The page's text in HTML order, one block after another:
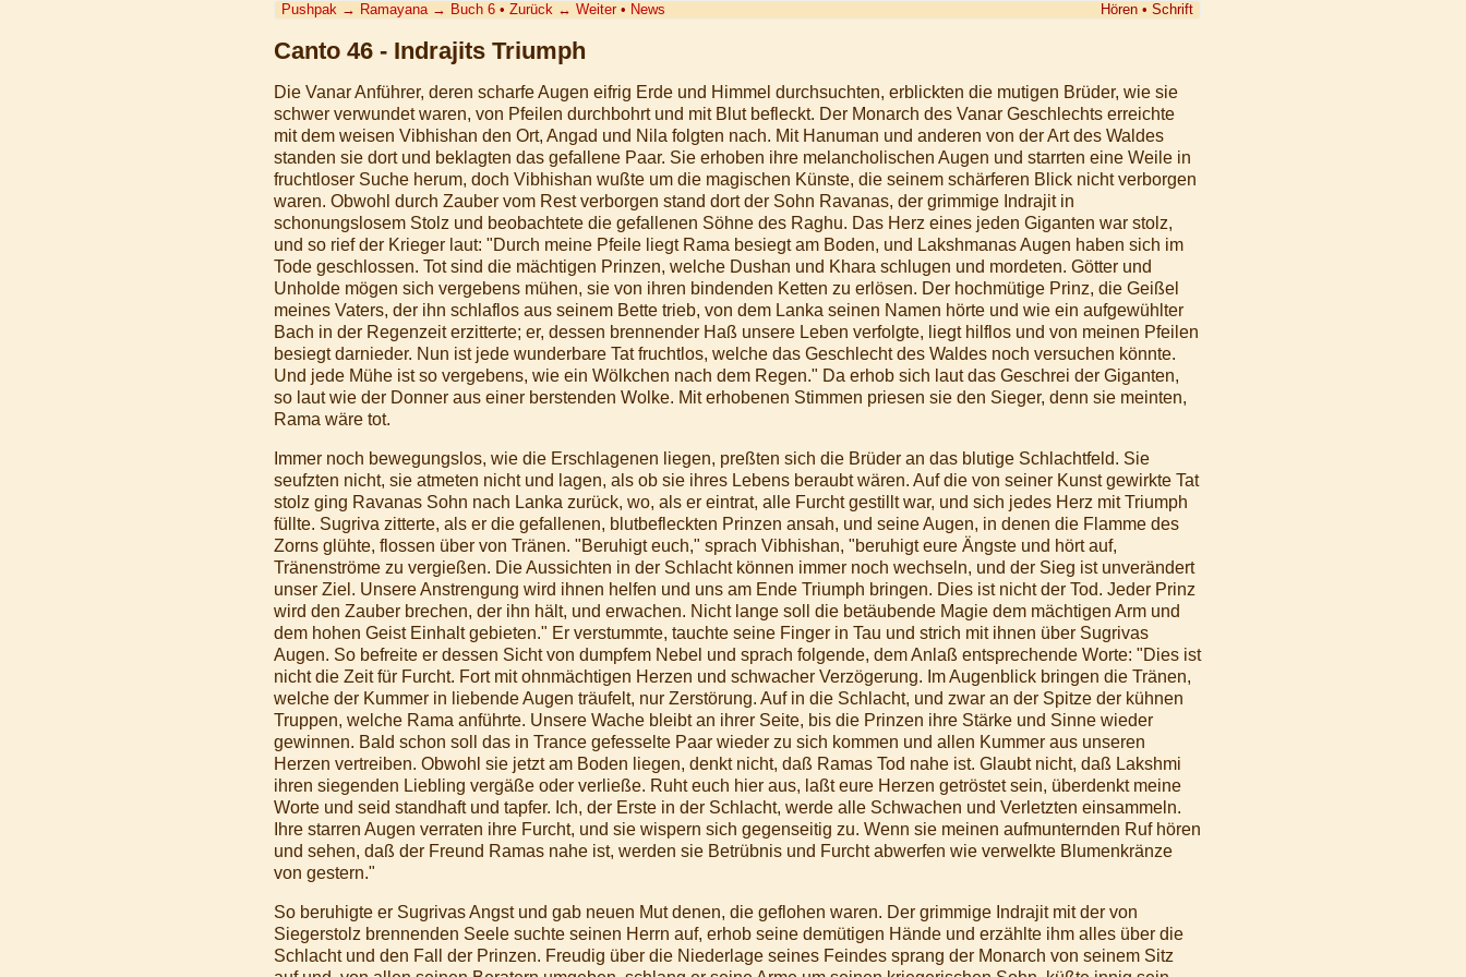
Pushpak → Ramayana → Buch 6 •Zurück ↔ Weiter• News Hören• Schrift
Canto 46 - Indrajits Triumph
Die Vanar Anführer, deren scharfe Augen eifrig Erde und Himmel durchsuchten, erblickten die mutigen Brüder, wie sie
schwer verwundet waren, von Pfeilen durchbohrt und mit Blut befleckt. Der Monarch des Vanar Geschlechts erreichte
mit dem weisen Vibhishan den Ort, Angad und Nila folgten nach. Mit Hanuman und anderen von der Art des Waldes
standen sie dort und beklagten das gefallene Paar. Sie erhoben ihre melancholischen Augen und starrten eine Weile in
fruchtloser Suche herum, doch Vibhishan wußte um die magischen Künste, die seinem schärferen Blick nicht verborgen
waren. Obwohl durch Zauber vom Rest verborgen stand dort der Sohn Ravanas, der grimmige Indrajit in
schonungslosem Stolz und beobachtete die gefallenen Söhne des Raghu. Das Herz eines jeden Giganten war stolz,
und so rief der Krieger laut: "Durch meine Pfeile liegt Rama besiegt am Boden, und Lakshmanas Augen haben sich im
Tode geschlossen. Tot sind die mächtigen Prinzen, welche Dushan und Khara schlugen und mordeten. Götter und
Unholde mögen sich vergebens mühen, sie von ihren bindenden Ketten zu erlösen. Der hochmütige Prinz, die Geißel
meines Vaters, der ihn schlaflos aus seinem Bette trieb, von dem Lanka seinen Namen hörte und wie ein aufgewühlter
Bach in der Regenzeit erzitterte; er, dessen brennender Haß unsere Leben verfolgte, liegt hilflos und von meinen Pfeilen
besiegt darnieder. Nun ist jede wunderbare Tat fruchtlos, welche das Geschlecht des Waldes noch versuchen könnte.
Und jede Mühe ist so vergebens, wie ein Wölkchen nach dem Regen." Da erhob sich laut das Geschrei der Giganten,
so laut wie der Donner aus einer berstenden Wolke. Mit erhobenen Stimmen priesen sie den Sieger, denn sie meinten,
Rama wäre tot.
Immer noch bewegungslos, wie die Erschlagenen liegen, preßten sich die Brüder an das blutige Schlachtfeld. Sie
seufzten nicht, sie atmeten nicht und lagen, als ob sie ihres Lebens beraubt wären. Auf die von seiner Kunst gewirkte Tat
stolz ging Ravanas Sohn nach Lanka zurück, wo, als er eintrat, alle Furcht gestillt war, und sich jedes Herz mit Triumph
füllte. Sugriva zitterte, als er die gefallenen, blutbefleckten Prinzen ansah, und seine Augen, in denen die Flamme des
Zorns glühte, flossen über von Tränen. "Beruhigt euch," sprach Vibhishan, "beruhigt eure Ängste und hört auf,
Tränenströme zu vergießen. Die Aussichten in der Schlacht können immer noch wechseln, und der Sieg ist unverändert
unser Ziel. Unsere Anstrengung wird ihnen helfen und uns am Ende Triumph bringen. Dies ist nicht der Tod. Jeder Prinz
wird den Zauber brechen, der ihn hält, und erwachen. Nicht lange soll die betäubende Magie dem mächtigen Arm und
dem hohen Geist Einhalt gebieten." Er verstummte, tauchte seine Finger in Tau und strich mit ihnen über Sugrivas
Augen. So befreite er dessen Sicht von dumpfem Nebel und sprach folgende, dem Anlaß entsprechende Worte: "Dies ist
nicht die Zeit für Furcht. Fort mit ohnmächtigen Herzen und schwacher Verzögerung. Im Augenblick bringen die Tränen,
welche der Kummer in liebende Augen träufelt, nur Zerstörung. Auf in die Schlacht, und zwar an der Spitze der kühnen
Truppen, welche Rama anführte. Unsere Wache bleibt an ihrer Seite, bis die Prinzen ihre Stärke und Sinne wieder
gewinnen. Bald schon soll das in Trance gefesselte Paar wieder zu sich kommen und allen Kummer aus unseren
Herzen vertreiben. Obwohl sie jetzt am Boden liegen, denkt nicht, daß Ramas Tod nahe ist. Glaubt nicht, daß Lakshmi
ihren siegenden Liebling vergäße oder verließe. Ruht euch hier aus, laßt eure Herzen getröstet sein, überdenkt meine
Worte und seid standhaft und tapfer. Ich, der Erste in der Schlacht, werde alle Schwachen und Verletzten einsammeln.
Ihre starren Augen verraten ihre Furcht, und sie wispern sich gegenseitig zu. Wenn sie meinen aufmunternden Ruf hören
und sehen, daß der Freund Ramas nahe ist, werden sie Betrübnis und Furcht abwerfen wie verwelkte Blumenkränze
von gestern."
So beruhigte er Sugrivas Angst und gab neuen Mut denen, die geflohen waren. Der grimmige Indrajit mit der von
Siegerstolz brennenden Seele suchte seinen Herrn auf, erhob seine demütigen Hände und erzählte ihm alles über die
Schlacht und den Fall der Prinzen. Freudig über die Niederlage seines Feindes sprang der Monarch von seinem Sitz